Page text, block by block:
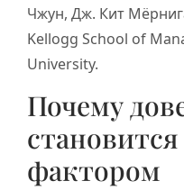
Чжун, Дж. Кит
Kellogg School of
University.
Почему
фактором